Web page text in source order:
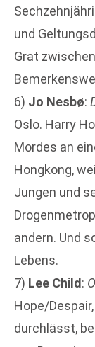
und
Grat
6) Jo Nesbø:
Oslo. Harry
Mordes an
Hongkong,
Jungen und
andern. Und
Lebens.
7) Lee Child :
Hope/
durchlässt,